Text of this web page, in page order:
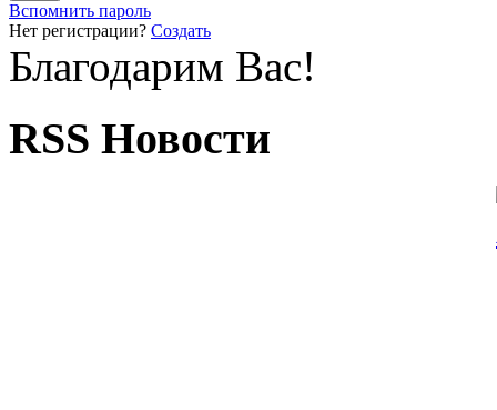
Вспомнить пароль
Нет регистрации? Создать
Благодарим Вас!
RSS Новости